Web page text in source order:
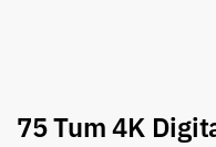
75 Tum 4K